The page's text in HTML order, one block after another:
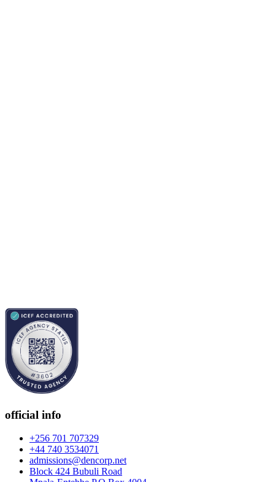
official info
+256 701 707329
+44 740 3534071
admissions@dencorp.net
Block 424 Bubuli Road